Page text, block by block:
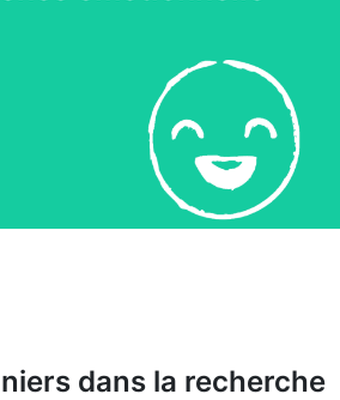
dans la recherche